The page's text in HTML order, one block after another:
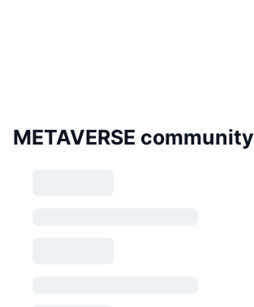
METAVERSE community